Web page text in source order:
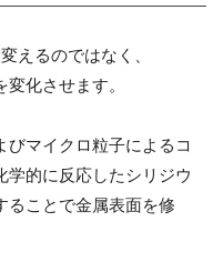
えるのではなく、
化させます。
マイクロ粒子によるコ
学的に反応したシリジウ
ることで金属表面を修